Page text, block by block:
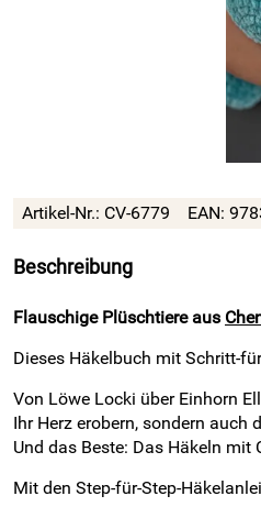
Artikel-Nr.: CV-6779 EAN:
Beschreibung
Flauschige Plüschtiere aus
Dieses Häkelbuch mit Schritt-
Von Löwe Locki über Einhorn
Ihr Herz erobern, sondern auch
Und das Beste: Das Häkeln
Mit den Step-für-Step-